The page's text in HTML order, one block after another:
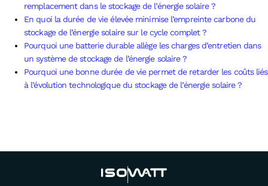
remplacement dans le stockage de l’énergie solaire ?
En quoi la durée de vie élevée minimise l’empreinte carbone du
stockage de l’énergie solaire sur le cycle complet ?
Pourquoi une batterie durable allège les charges d’entretien dans
un système de stockage de l’énergie solaire ?
Pourquoi une bonne durée de vie permet de retarder les coûts liés
à l’évolution technologique du stockage de l’énergie solaire ?